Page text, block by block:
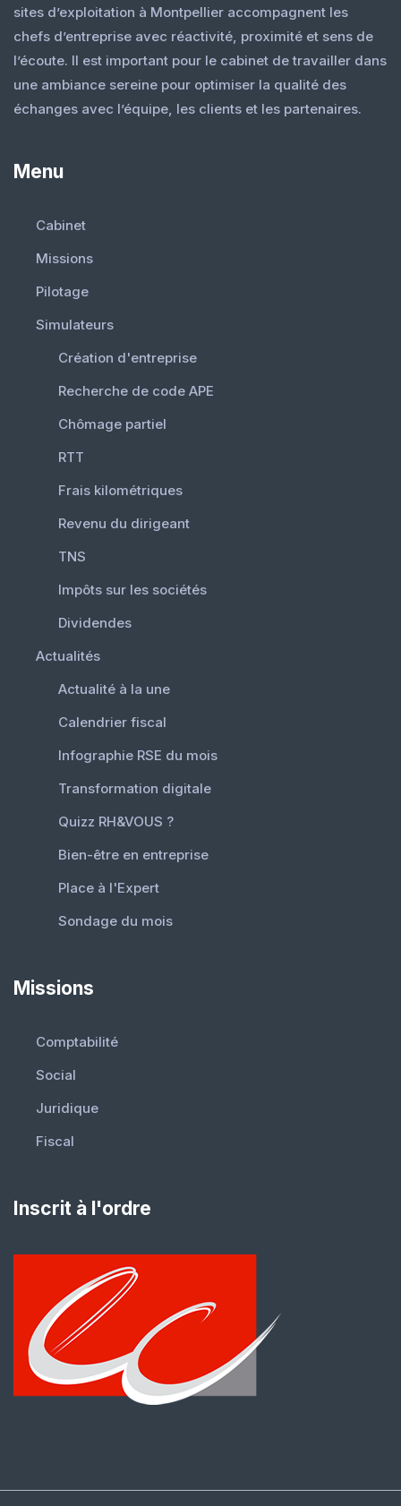
sites d’exploitation à Montpellier accompagnent les
chefs d’entreprise avec réactivité, proximité et sens de
l’écoute. Il est important pour le cabinet de travailler dans
une ambiance sereine pour optimiser la qualité des
échanges avec l’équipe, les clients et les partenaires.
Menu
Cabinet
Missions
Pilotage
Simulateurs
Création d'entreprise
Recherche de code APE
Chômage partiel
RTT
Frais kilométriques
Revenu du dirigeant
TNS
Impôts sur les sociétés
Dividendes
Actualités
Actualité à la une
Calendrier fiscal
Infographie RSE du mois
Transformation digitale
Quizz RH&VOUS ?
Bien-être en entreprise
Place à l'Expert
Sondage du mois
Missions
Comptabilité
Social
Juridique
Fiscal
Inscrit à l'ordre